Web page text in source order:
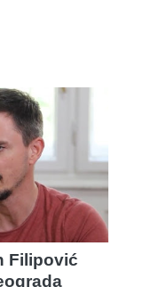
Filipović